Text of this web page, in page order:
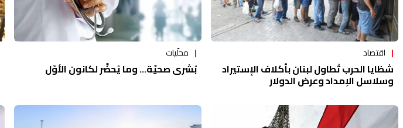
اقتصاد
شظايا الحرب تُطاول لبنان بأكلاف الإستيراد
وسلاسل الإمداد وعرض الدولار
محلّيات
بُشرى صحيّة... وما يُحضَّر لكانون الأوّل